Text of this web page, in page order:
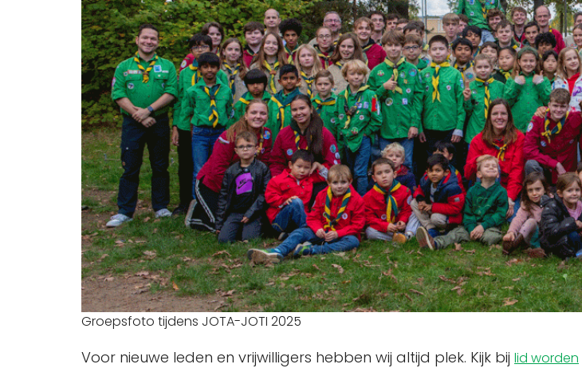
Groepsfoto tijdens JOTA-JOTI 2025
Voor nieuwe leden en vrijwilligers hebben wij altijd plek. Kijk bij lid worden